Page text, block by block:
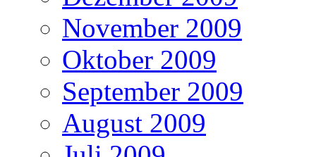
November 2009
Oktober 2009
September 2009
August 2009